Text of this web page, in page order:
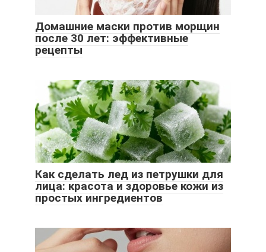
Домашние маски против морщин
после 30 лет: эффективные
рецепты
Как сделать лед из петрушки для
лица: красота и здоровье кожи из
простых ингредиентов